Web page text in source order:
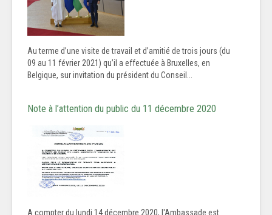
Au terme d’une visite de travail et d’amitié de trois jours (du
09 au 11 février 2021) qu’il a effectuée à Bruxelles, en
Belgique, sur invitation du président du Conseil...
Note à l’attention du public du 11 décembre 2020
A compter du lundi 14 décembre 2020, l'Ambassade est